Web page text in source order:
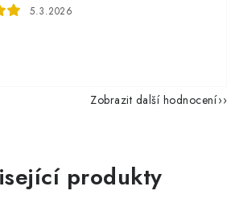
5.3.2026
Zobrazit další hodnocení
produkty